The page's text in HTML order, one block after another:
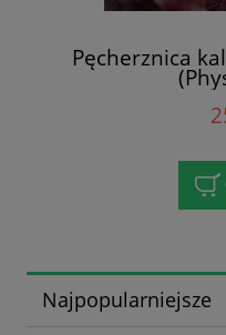
Pęcherznica
Najpopularniejsze